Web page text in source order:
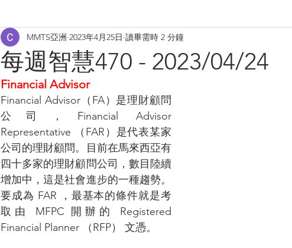
每週智慧470 - 2023/04/24
MMTS亞洲 2023年4月25日 讀畢需時 2 分鐘
Financial Advisor
Financial Advisor（FA）是理財顧問
公司，Financial Advisor
Representative （FAR）是代表某家
公司的理財顧問。目前在馬來西亞有
四十多家的理財顧問公司，數目陸續
增加中，這是社會進步的一種趨勢。
要成為 FAR ，最基本的條件就是考
取由 MFPC 開辦的 Registered
Financial Planner （RFP） 文憑。